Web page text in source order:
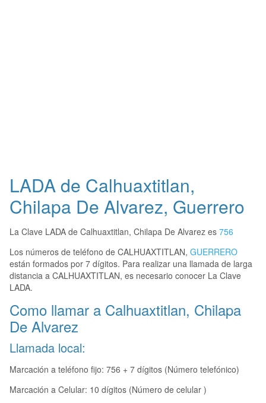
LADA de Calhuaxtitlan,
Chilapa De Alvarez, Guerrero
La Clave LADA de Calhuaxtitlan, Chilapa De Alvarez es 756
Los números de teléfono de CALHUAXTITLAN, GUERRERO
están formados por 7 dígitos. Para realizar una llamada de larga
distancia a CALHUAXTITLAN, es necesario conocer La Clave
LADA.
Como llamar a Calhuaxtitlan, Chilapa
De Alvarez
Llamada local:
Marcación a teléfono fijo: 756 + 7 dígitos (Número telefónico)
Marcación a Celular: 10 dígitos (Número de celular )